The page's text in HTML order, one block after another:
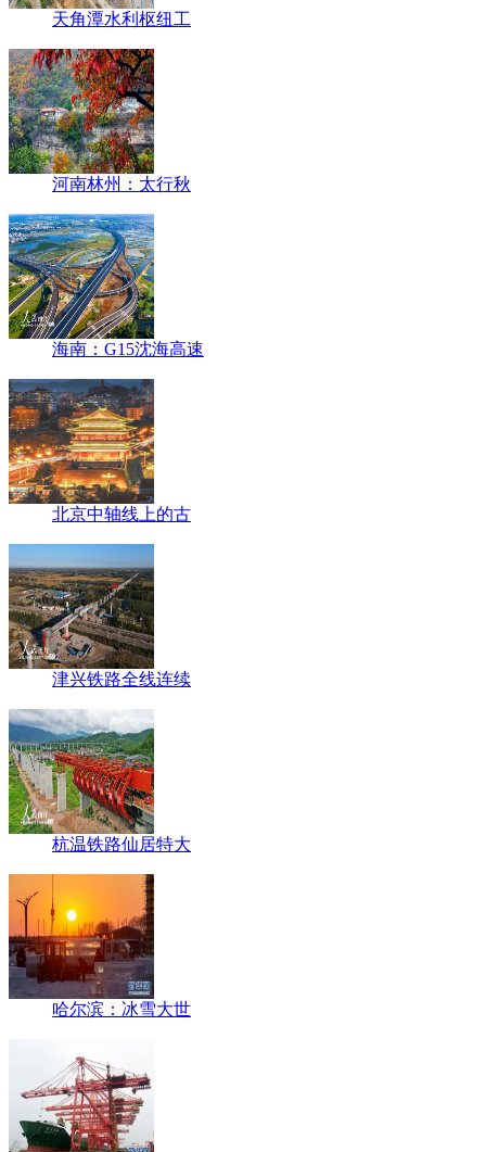
天角潭水利枢纽工
河南林州：太行秋
海南：G15沈海高速
北京中轴线上的古
津兴铁路全线连续
杭温铁路仙居特大
哈尔滨：冰雪大世